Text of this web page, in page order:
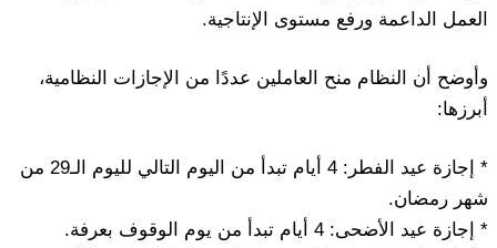
العمل الداعمة ورفع مستوى الإنتاجية.
وأوضح أن النظام منح العاملين عددًا من الإجازات النظامية،
أبرزها:
* إجازة عيد الفطر: 4 أيام تبدأ من اليوم التالي لليوم الـ29 من
شهر رمضان.
* إجازة عيد الأضحى: 4 أيام تبدأ من يوم الوقوف بعرفة.